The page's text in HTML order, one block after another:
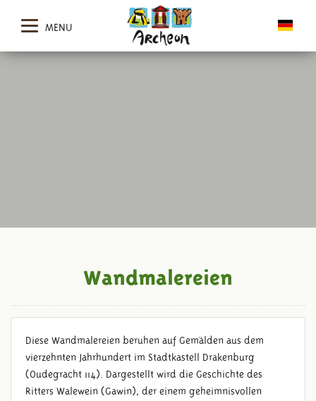
MENU
Wandmalereien
Diese Wandmalereien beruhen auf Gemälden aus dem
vierzehnten Jahrhundert im Stadtkastell Drakenburg
(Oudegracht 114). Dargestellt wird die Geschichte des
Ritters Walewein (Gawin), der einem geheimnisvollen